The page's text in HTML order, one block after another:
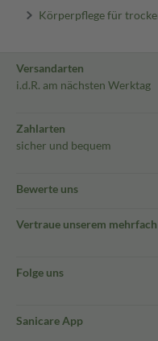
Körperpflege für
Versandarten
i.d.R. am nächsten Werktag
Zahlarten
sicher und bequem
Bewerte uns
Vertraue unserem
Folge uns
Sanicare App